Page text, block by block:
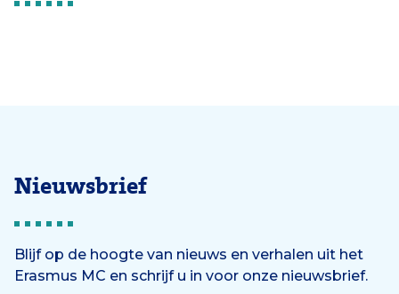
Nieuwsbrief
Blijf op de hoogte van nieuws en verhalen uit het
Erasmus MC en schrijf u in voor onze nieuwsbrief.